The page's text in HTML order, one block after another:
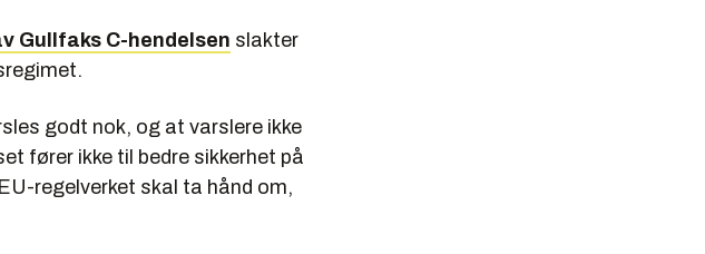
Gullfaks C-hendelsen slakter
godt nok, og at varslere ikke
fører ikke til bedre sikkerhet på
regelverket skal ta hånd om,